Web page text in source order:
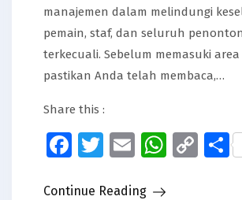
manajemen dalam melindungi
pemain, staf, dan seluruh
terkecuali. Sebelum memasuki
pastikan Anda telah membaca,…
Share this :
Facebook
Twitter
Email Copy
Continue Reading